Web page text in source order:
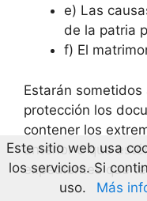
e) Las
de la patria
f) El
Estarán
protección los
contener los
anterior o que
expedientes que
Este sitio web usa
los servicios. Si
uso.
Más